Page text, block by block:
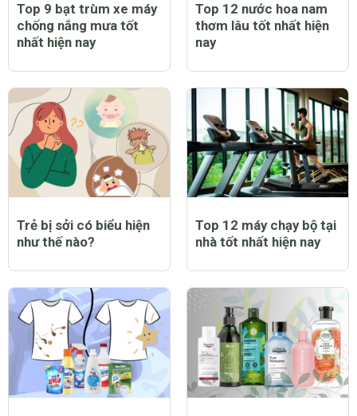
Top 9 bạt trùm xe máy
chống nắng mưa tốt
nhất hiện nay
Top 12 nước hoa nam
thơm lâu tốt nhất hiện
nay
Trẻ bị sởi có biểu hiện
như thế nào?
Top 12 máy chạy bộ tại
nhà tốt nhất hiện nay